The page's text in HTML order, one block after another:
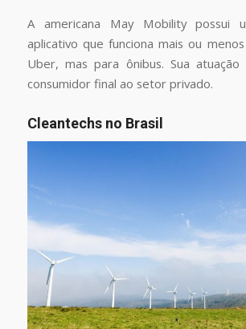
A americana May Mobility possui
aplicativo que funciona mais ou
Uber, mas para ônibus. Sua
consumidor final ao setor privado.
Cleantechs no Brasil